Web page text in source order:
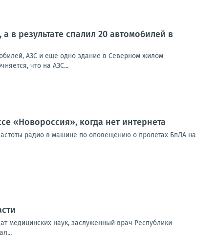
в результате спалил 20 автомобилей в
АЗС и еще одно здание в Северном жилом
что на АЗС...
«Новороссия», когда нет интернета
радио в машине по оповещению о пролётах БпЛА на
медицинских наук, заслуженный врач Республики